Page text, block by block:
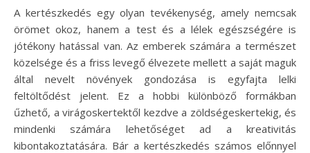
A kertészkedés egy olyan tevékenység, amely nemcsak
örömet okoz, hanem a test és a lélek egészségére is
jótékony hatással van. Az emberek számára a természet
közelsége és a friss levegő élvezete mellett a saját maguk
által nevelt növények gondozása is egyfajta lelki
feltöltődést jelent. Ez a hobbi különböző formákban
űzhető, a virágoskertektől kezdve a zöldségeskertekig, és
mindenki számára lehetőséget ad a kreativitás
kibontakoztatására. Bár a kertészkedés számos előnnyel